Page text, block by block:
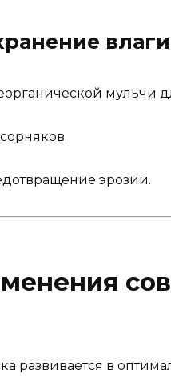
влаги
мульчи
эрозии.
развивается в